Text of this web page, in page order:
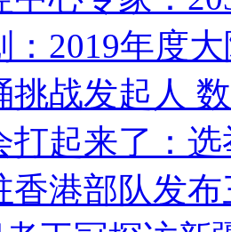
：2019年度
挑战发起人
打起来了：
香港部队发